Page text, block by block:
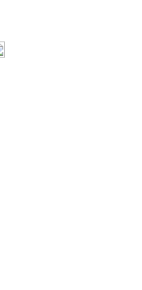
di condivisione